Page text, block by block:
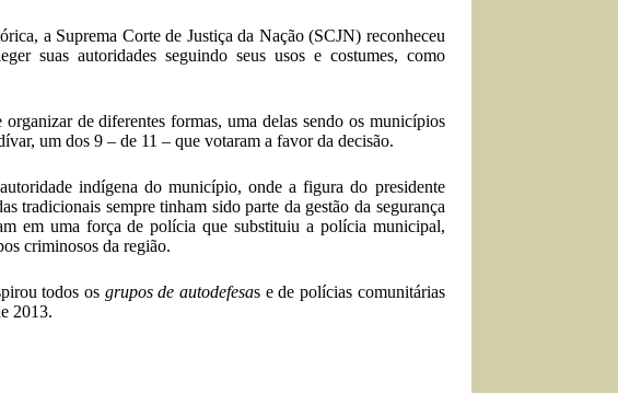
a Suprema Corte de Justiça da Nação (SCJN) reconheceu
suas autoridades seguindo seus usos e costumes, como
de diferentes formas, uma delas sendo os municípios
um dos 9 – de 11 – que votaram a favor da decisão.
indígena do município, onde a figura do presidente
tradicionais sempre tinham sido parte da gestão da segurança
em uma força de polícia que substituiu a polícia municipal,
criminosos da região.
todos os grupos de autodefesas e de polícias comunitárias
2013.